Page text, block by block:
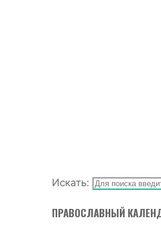
Искать:
ПРАВОСЛАВНЫЙ